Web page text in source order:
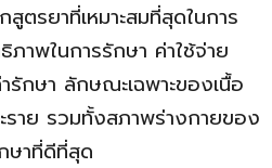
ตรยาที่เหมาะสมที่สุดในการ
าพในการรักษา ค่าใช้จ่าย
รักษา ลักษณะเฉพาะของเนื้อ
ราย รวมทั้งสภาพร่างกายของ
ษาที่ดีที่สุด